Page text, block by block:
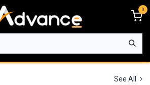
0
See All